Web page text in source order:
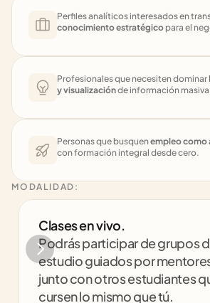
conocimiento estratégico para el
Profesionales que necesiten dominar
y visualización de información
Personas que busquen empleo como
con formación integral desde cero.
MODALIDAD:
Clases en vivo.
Podrás participar de grupos
estudio guiados por
junto con otros estudiantes
cursen lo mismo que tú.